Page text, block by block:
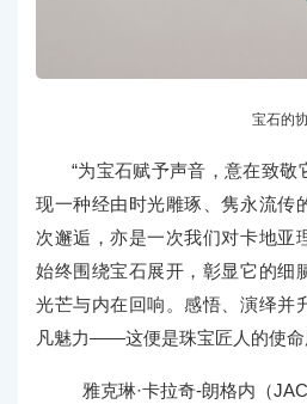
宝石的
“为宝石赋予声音，意在致敬
现一种经由时光雕琢、隽永流传
次邂逅，亦是一次我们对卡地亚
始终围绕宝石展开，彰显它的细
光芒与内在回响。感悟、演绎并
凡魅力——这便是珠宝匠人的使命
雅克琳·卡拉奇-朗格内（